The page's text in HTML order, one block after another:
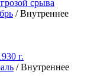
срыва
/ Внутреннее
г.
/ Внутреннее